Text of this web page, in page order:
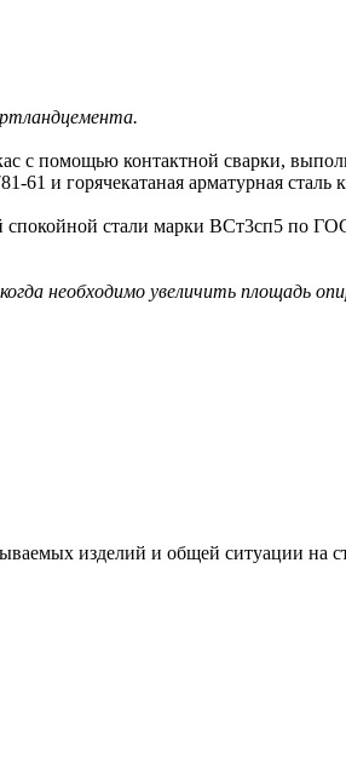
с помощью контактной сварки,
61 и горячекатаная арматурная
спокойной стали марки ВСт3сп5 по
необходимо увеличить площадь
изделий и общей ситуации на